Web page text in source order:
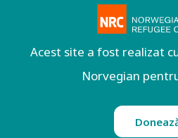
Acest site a fost realizat
Norvegian